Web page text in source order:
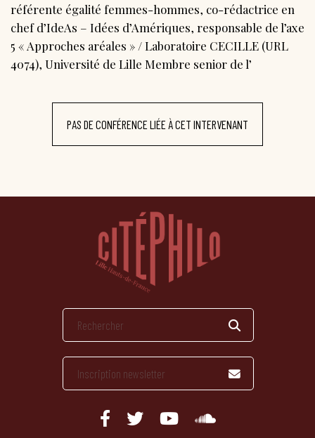
référente égalité femmes-hommes, co-rédactrice en
chef d’IdeAs – Idées d’Amériques, responsable de l’axe
5 « Approches aréales » / Laboratoire CECILLE (URL
4074), Université de Lille Membre senior de l’
PAS DE CONFÉRENCE LIÉE À CET INTERVENANT